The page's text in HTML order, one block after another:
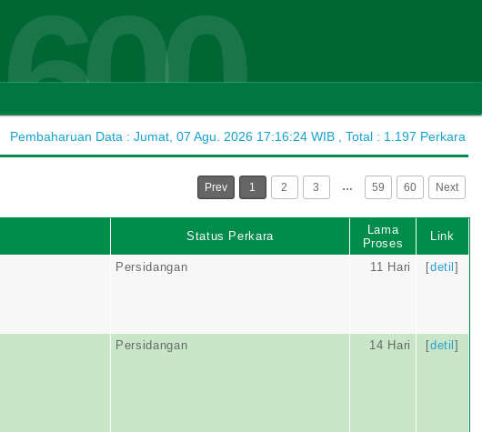
600
Pembaharuan Data : Jumat, 07 Agu. 2026 17:16:24 WIB , Total : 1.197 Perkara
Prev 1 2 3 … 59 60 Next
Status Perkara
Lama
Proses
Link
Persidangan 11 Hari [detil]
Persidangan 14 Hari [detil]